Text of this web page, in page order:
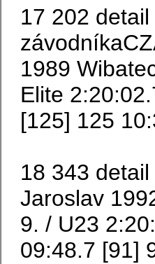
17 202 detail
1989
Elite
[125] 125
18 343
Jaroslav
9. / U23
09:48.7 [91]